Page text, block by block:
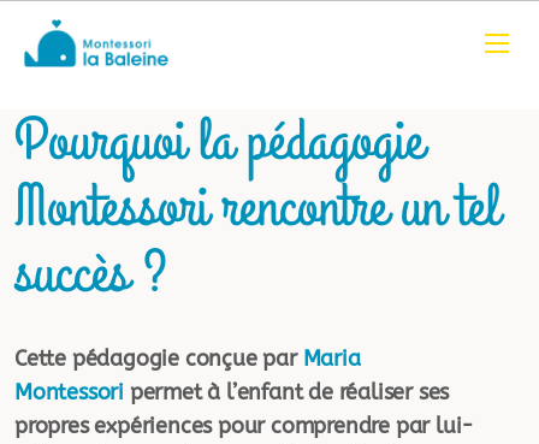
Pourquoi la pédagogie
Montessori rencontre un tel
succès ?
Cette pédagogie conçue par Maria
Montessori permet à l’enfant de réaliser ses
propres expériences pour comprendre par lui-